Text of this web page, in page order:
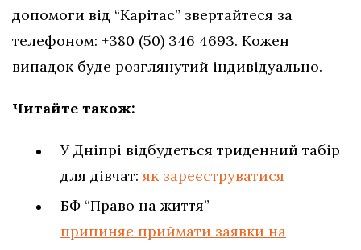
допомоги від “Карітас” звертайтеся за
телефоном: +380 (50) 346 4693. Кожен
випадок буде розглянутий індивідуально.
Читайте також:
У Дніпрі відбудеться триденний табір
для дівчат:як зареєструватися
БФ “Право на життя”
припиняє приймати заявки на